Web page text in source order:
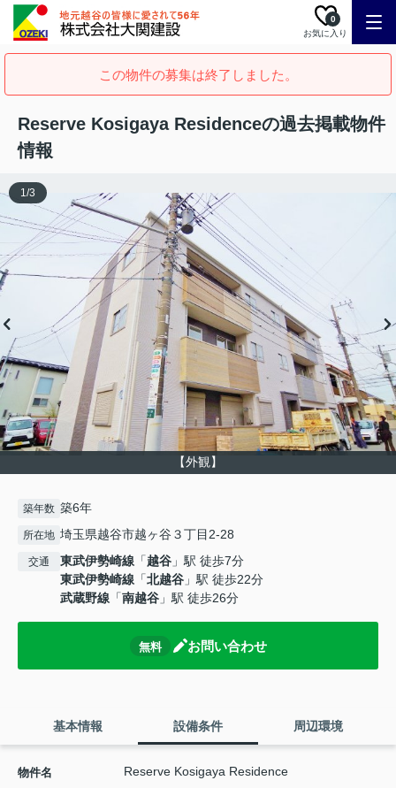
お気に入り
0
この物件の募集は終了しました。
Reserve Kosigaya Residenceの過去掲載物件
情報
【外観】
1/3
築年数 築6年
所在地 埼玉県越谷市越ヶ谷３丁目2-28
交通 東武伊勢崎線 「越谷 」駅 徒歩7分
東武伊勢崎線 「北越谷 」駅 徒歩22分
武蔵野線 「南越谷 」駅 徒歩26分
無料 お問い合わせ
基本情報 設備条件 周辺環境
物件名 Reserve Kosigaya Residence